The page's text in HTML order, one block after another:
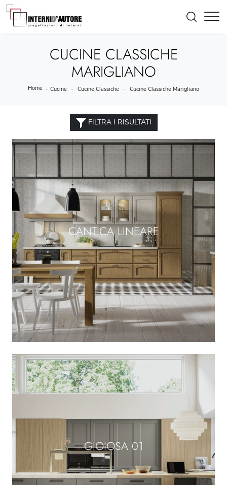
CUCINE CLASSICHE
MARIGLIANO
Home - Cucine - Cucine Classiche - Cucine Classiche Marigliano
FILTRA I RISULTATI
CANTICA LINEARE
GIOIOSA 01